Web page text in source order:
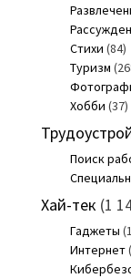
Стихи (84)
Туризм
Хобби (37)
Поиск
Хай-тек (1
Гаджеты
Интернет